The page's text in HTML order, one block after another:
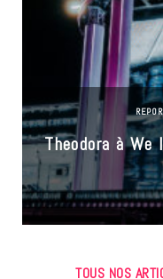
Theodora à We
TOUS NOS